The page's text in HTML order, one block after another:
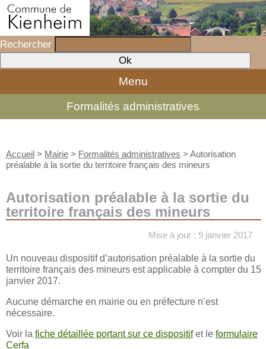
Rechercher
Menu
Formalités administratives
Accueil > Mairie > Formalités administratives > Autorisation
préalable à la sortie du territoire français des mineurs
Autorisation préalable à la sortie du
territoire français des mineurs
Mise à jour : 9 janvier 2017
Un nouveau dispositif d’autorisation préalable à la sortie du
territoire français des mineurs est applicable à compter du 15
janvier 2017.
Aucune démarche en mairie ou en préfecture n’est
nécessaire.
Voir la fiche détaillée portant sur ce dispositifet le formulaire
Cerfa